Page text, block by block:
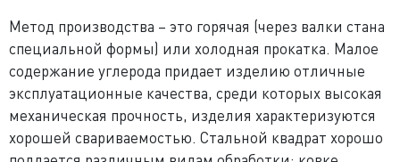
Метод производства – это горячая (через валки стана
специальной формы) или холодная прокатка. Малое
содержание углерода придает изделию отличные
эксплуатационные качества, среди которых высокая
механическая прочность, изделия характеризуются
хорошей свариваемостью. Стальной квадрат хорошо